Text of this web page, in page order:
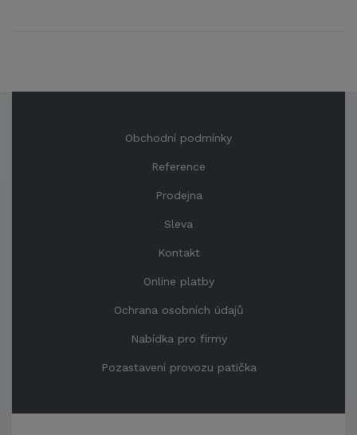
Obchodní podmínky
Reference
Prodejna
Sleva
Kontakt
Online platby
Ochrana osobních údajů
Nabídka pro firmy
Pozastavení provozu patička